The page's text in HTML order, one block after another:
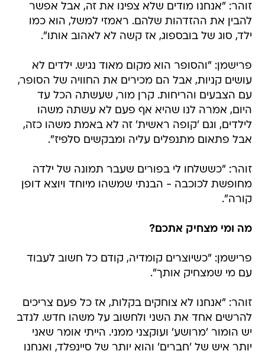
זוהר: "אנחנו מודים שלא צפינו את זה, אבל אפשר
להבין את ההזדהות שלהם. ראמזי למשל, הוא כמו
ילד, סוג של בובספוג, אז קשה לא לאהוב אותו".
פרישמן: "והסופר הוא מקום מאוד נגיש. ילדים לא
עושים קניות, אבל הם מכירים את החוויה של הסופר,
עם הצבעים והריחות. קרן מור, שעשתה הכל עד
היום, אמרה לנו שהיא אף פעם לא עשתה משהו
לילדים, וגם 'קופה ראשית' זה לא באמת משהו כזה,
אבל פתאום מתנפלים עליה ומבקשים סלפיז".
זוהר: "כששלחו לי בפורים שעבר תמונה של ילדה
מחופשת לכוכבה - הבנתי שמשהו מיוחד ויוצא דופן
קורה".
מה ומי מצחיק אתכם?
פרישמן: "כשיוצרים קומדיה, קודם כל חשוב לעבוד
עם מי שמצחיק אותך".
זוהר: "אנחנו לא צוחקים בקלות, אז כל פעם צריכים
להרשים אחד את השני ולחשוב על משהו חדש. לנדב
יש הומור 'מרושע' ועוקצני ממני. הייתי אומר שאני
יותר איש של 'חברים' והוא יותר של סיינפלד, ואנחנו